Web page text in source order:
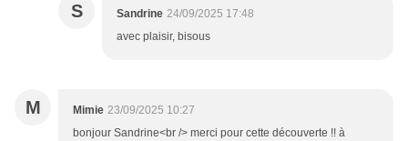
S Sandrine 24/09/2025 17:48
avec plaisir, bisous
M Mimie 23/09/2025 10:27
bonjour Sandrine<br /> merci pour cette découverte !! à